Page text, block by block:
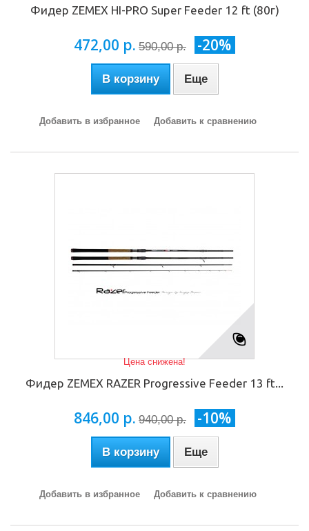
Фидер ZEMEX HI-PRO Super Feeder 12 ft (80г)
472,00 р. 590,00 р. -20%
В корзину Еще
Добавить в избранное Добавить к сравнению
Цена снижена!
Фидер ZEMEX RAZER Progressive Feeder 13 ft...
846,00 р. 940,00 р. -10%
В корзину Еще
Добавить в избранное Добавить к сравнению